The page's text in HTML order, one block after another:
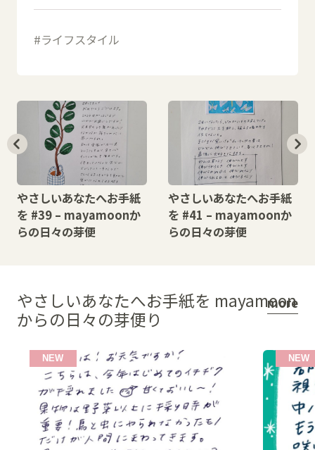
ライフスタイル
やさしいあなたへお手紙
を #39 – mayamoonか
らの日々の芽便
やさしいあなたへお手紙
を #41 – mayamoonか
らの日々の芽便
やさしいあなたへお手紙を mayamoon
からの日々の芽便り
more